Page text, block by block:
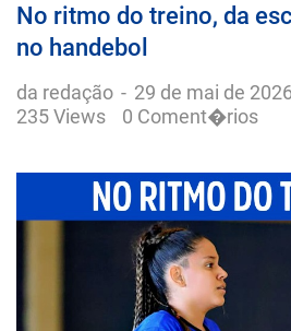
No ritmo do treino, da
no handebol
da redação - 29 de mai de
235 Views
0 Coment�rios